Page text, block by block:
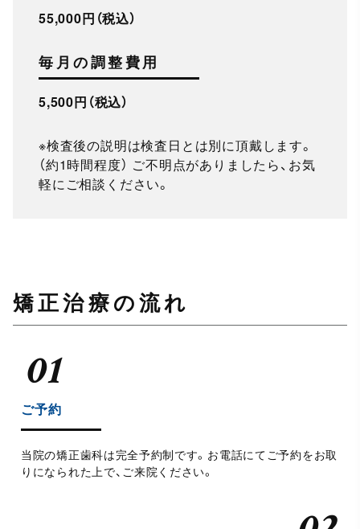
55,000円（税込）
毎月の調整費用
5,500円（税込）
※検査後の説明は検査日とは別に頂戴します。
（約1時間程度） ご不明点がありましたら、お気
軽にご相談ください。
矯正治療の流れ
ご予約
当院の矯正歯科は完全予約制です。お電話にてご予約をお取
りになられた上で、ご来院ください。